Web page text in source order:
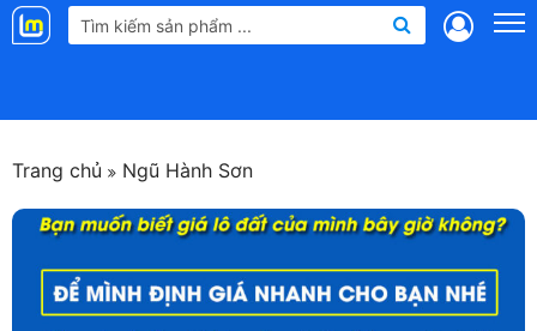
Landmap
Trang chủ Ngũ Hành Sơn